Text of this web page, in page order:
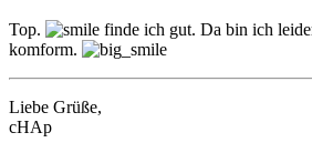
Top.
finde ich gut. Da bin ich
komform.
Liebe Grüße,
cHAp